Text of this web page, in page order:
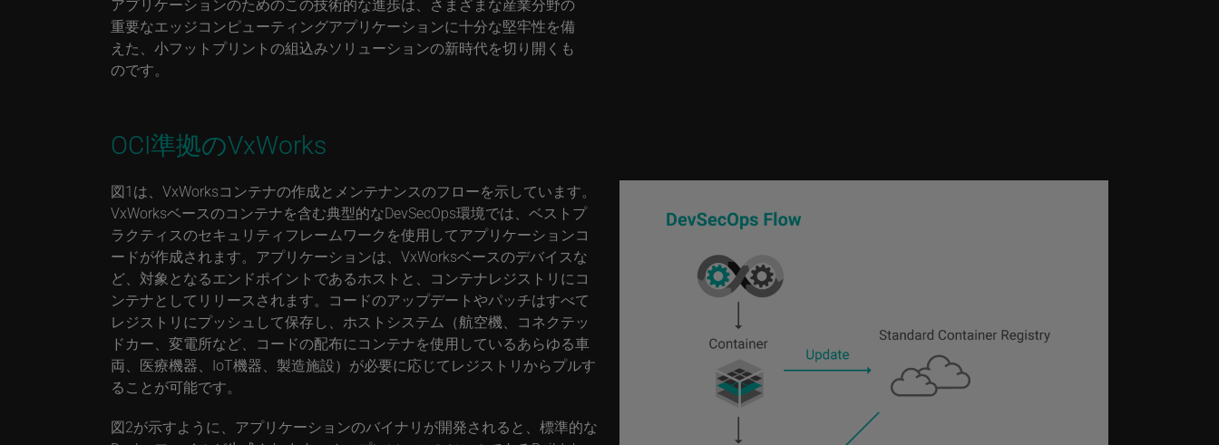
アプリケーションのためのこの技術的な進歩は、さまざまな産業分野の
重要なエッジコンピューティングアプリケーションに十分な堅牢性を備
えた、小フットプリントの組込みソリューションの新時代を切り開くも
のです。
OCI準拠のVxWorks
図1は、VxWorksコンテナの作成とメンテナンスのフローを示しています。
VxWorksベースのコンテナを含む典型的なDevSecOps環境では、ベストプ
ラクティスのセキュリティフレームワークを使用してアプリケーションコ
ードが作成されます。アプリケーションは、VxWorksベースのデバイスな
ど、対象となるエンドポイントであるホストと、コンテナレジストリにコ
ンテナとしてリリースされます。コードのアップデートやパッチはすべて
レジストリにプッシュして保存し、ホストシステム（航空機、コネクテッ
ドカー、変電所など、コードの配布にコンテナを使用しているあらゆる車
両、医療機器、IoT機器、製造施設）が必要に応じてレジストリからプルす
ることが可能です。
図2が示すように、アプリケーションのバイナリが開発されると、標準的な